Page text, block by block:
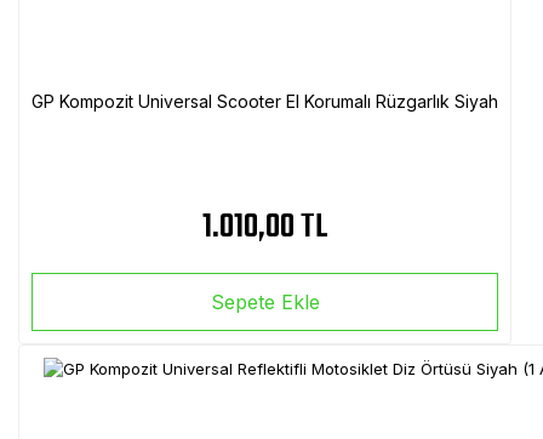
GP Kompozit Universal Scooter El Korumalı Rüzgarlık Siyah
1.010,00 TL
Sepete Ekle